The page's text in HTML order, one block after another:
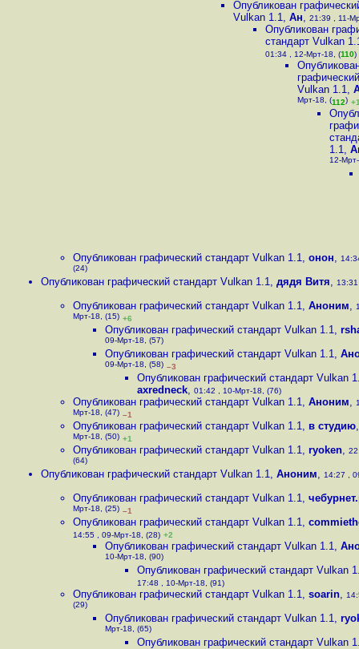
Опубликован
Vulkan 1.1, Ан, 21:39 , 11-
Опубликован
стандарт Vulkan
01:34 , 12-Мрт-18, (110)
Vulkan 1.1,
Мрт-18, (112)
1.1,
12-
Опубликован графический стандарт Vulkan 1.1, онон,
(24)
Опубликован графический стандарт Vulkan 1.1, дядя Витя,
Опубликован графический стандарт Vulkan 1.1, Аноним,
Мрт-18, (15) +6
Опубликован графический стандарт Vulkan 1.1,
09-Мрт-18, (57)
Опубликован графический стандарт Vulkan 1.1,
09-Мрт-18, (58) –3
Опубликован графический стандарт Vulkan
axredneck, 01:42 , 10-Мрт-18, (76)
Опубликован графический стандарт Vulkan 1.1, Аноним,
Мрт-18, (47) –1
Опубликован графический стандарт Vulkan 1.1, в студию
Мрт-18, (50) +1
Опубликован графический стандарт Vulkan 1.1, ryoken,
(64)
Опубликован графический стандарт Vulkan 1.1, Аноним, 14:27 ,
Опубликован графический стандарт Vulkan 1.1,
Мрт-18, (25) –1
Опубликован графический стандарт Vulkan 1.1,
14:55 , 09-Мрт-18, (28) +2
Опубликован графический стандарт Vulkan 1.1,
10-Мрт-18, (90)
Опубликован графический стандарт Vulkan
17:48 , 10-Мрт-18, (91)
Опубликован графический стандарт Vulkan 1.1, soarin,
(29)
Опубликован графический стандарт Vulkan 1.1,
Мрт-18, (65)
Опубликован графический стандарт Vulkan